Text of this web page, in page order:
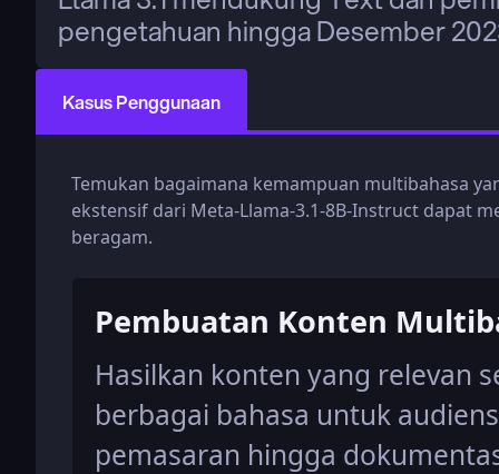
pengetahuan hingga Desember
Kasus Penggunaan
Temukan bagaimana kemampuan multibahasa
ekstensif dari Meta-Llama-3.1-8B-Instruct dapat
beragam.
Pembuatan Konten
Hasilkan konten yang relevan
berbagai bahasa untuk
pemasaran hingga